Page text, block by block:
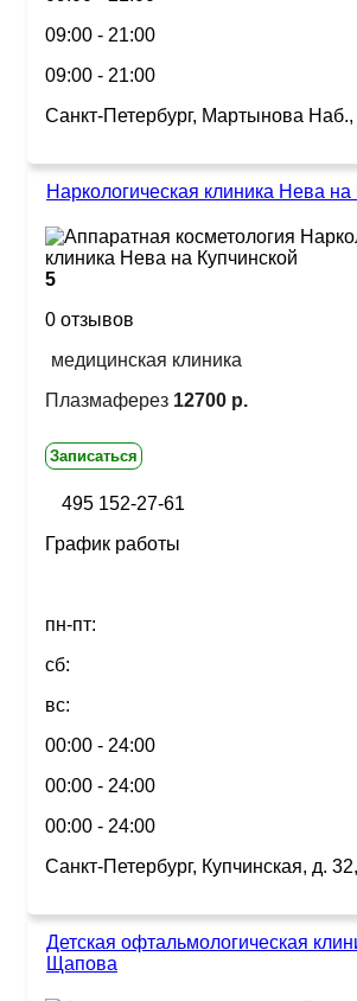
09:00 - 21:00
09:00 - 21:00
Санкт-Петербург, Мартынова Наб.,
Наркологическая клиника Нева на
5
0 отзывов
медицинская клиника
Плазмаферез 12700 р.
Записаться
495 152-27-61
График работы
пн-пт:
сб:
вс:
00:00 - 24:00
00:00 - 24:00
00:00 - 24:00
Санкт-Петербург, Купчинская, д.
Детская офтальмологическая
Щапова